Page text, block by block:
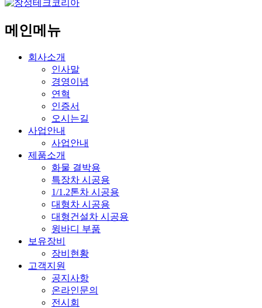
메인메뉴
회사소개
인사말
경영이념
연혁
인증서
오시는길
사업안내
사업안내
제품소개
화물 결박용
특장차 시공용
1/1.2톤차 시공용
대형차 시공용
대형건설차 시공용
윙바디 부품
보유장비
장비현황
고객지원
공지사항
온라인문의
전시회